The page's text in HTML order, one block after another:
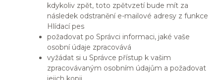
kdykoliv zpět, toto zpětvzetí bude mít za
následek odstranění e-mailové adresy z funkce
Hlídací pes
požadovat po Správci informaci, jaké vaše
osobní údaje zpracovává
vyžádat si u Správce přístup k vašim
zpracovávaným osobním údajům a požadovat